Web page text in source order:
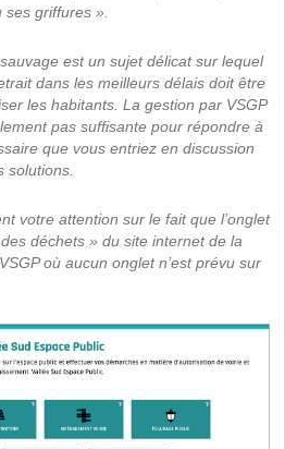
griffures ».
est un sujet délicat sur lequel
dans les meilleurs délais doit être
les habitants. La gestion par VSGP
pas suffisante pour répondre à
que vous entriez en discussion
solutions.
votre attention sur le fait que l’onglet
déchets » du site internet de la
où aucun onglet n’est prévu sur